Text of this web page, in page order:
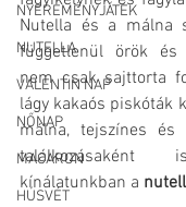
NYEREMÉNYJÁTÉK
NUTELLA
VALENTIN NAP
NŐNAP
MACARON
HÚSVÉT
Nutella és a málna
függetlenül örök és
nem csak sajttorta
lágy kakaós piskóták
málna, tejszínes és
találkozásaként
kínálatunkban a